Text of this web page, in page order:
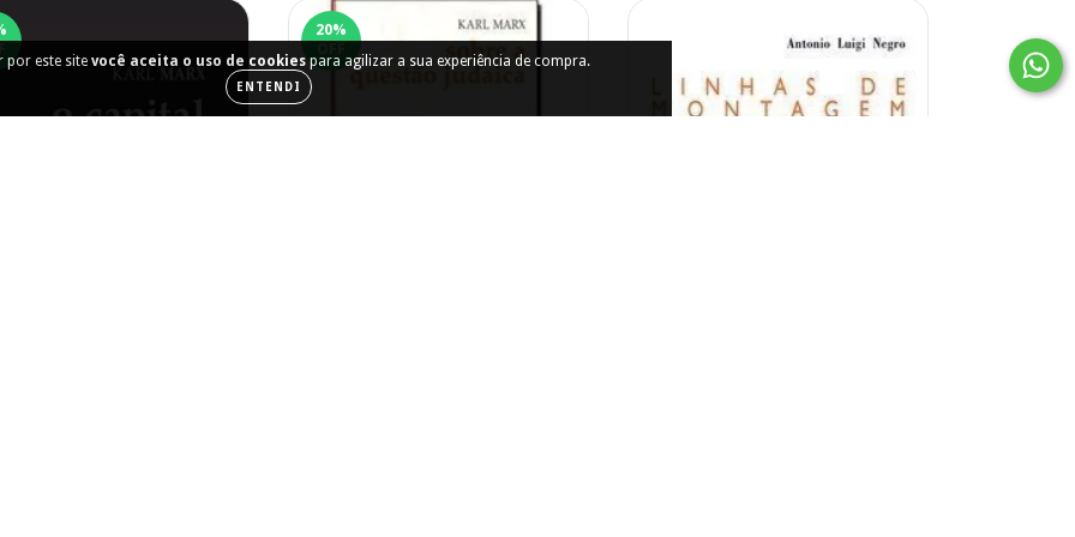
por este site você aceita o uso de cookies para agilizar a sua experiência de compra.
ENTENDI
20%